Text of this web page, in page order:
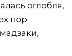
оглобля,
пор